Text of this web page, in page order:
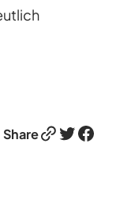
ShareLink Twitter Facebook